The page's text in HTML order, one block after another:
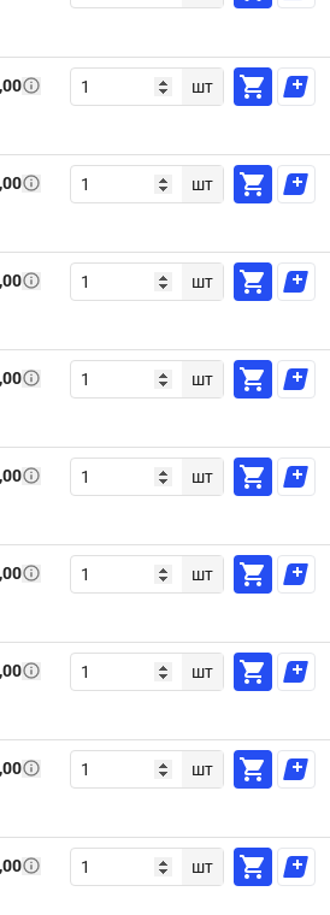
шт
шт
шт
шт
шт
шт
шт
шт
шт